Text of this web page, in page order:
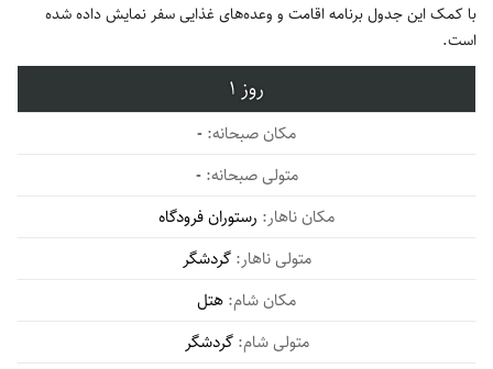
با کمک این جدول برنامه اقامت و وعده‌های غذایی سفر نمایش داده شده
است.
1
-
-
رستوران فرودگاه
گردشگر
هتل
گردشگر